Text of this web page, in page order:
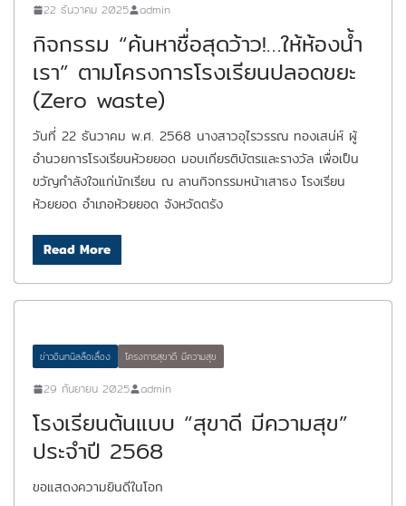
22 ธันวาคม 2025 admin
กิจกรรม “ค้นหาชื่อสุดว้าว!…ให้ห้องน้ำ
เรา” ตามโครงการโรงเรียนปลอดขยะ
(Zero waste)
วันที่ 22 ธันวาคม พ.ศ. 2568 นางสาวอุไรวรรณ ทองเสน่ห์ ผู้
อำนวยการโรงเรียนห้วยยอด มอบเกียรติบัตรและรางวัล เพื่อเป็น
ขวัญกำลังใจแก่นักเรียน ณ ลานกิจกรรมหน้าเสาธง โรงเรียน
ห้วยยอด อำเภอห้วยยอด จังหวัดตรัง
Read More
ข่าวอินทนิลลือเลื่อง โครงการสุขาดี มีความสุข
29 กันยายน 2025 admin
โรงเรียนต้นแบบ “สุขาดี มีความสุข”
ประจำปี 2568
ขอแสดงความยินดีในโอก